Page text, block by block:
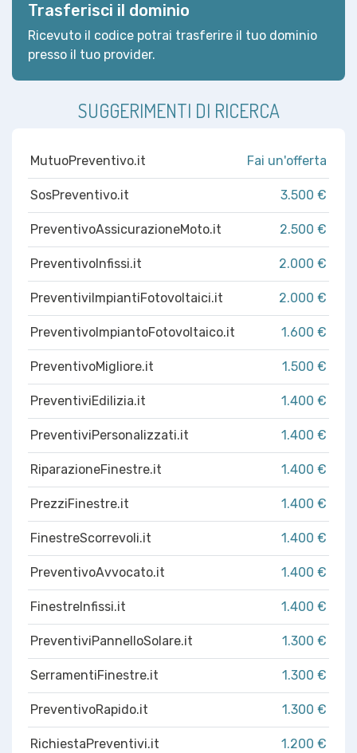
Trasferisci il dominio
Ricevuto il codice potrai trasferire il tuo dominio
presso il tuo provider.
SUGGERIMENTI DI RICERCA
MutuoPreventivo.it Fai un'offerta
SosPreventivo.it 3.500 €
PreventivoAssicurazioneMoto.it 2.500 €
PreventivoInfissi.it 2.000 €
PreventiviImpiantiFotovoltaici.it 2.000 €
PreventivoImpiantoFotovoltaico.it 1.600 €
PreventivoMigliore.it 1.500 €
PreventiviEdilizia.it 1.400 €
PreventiviPersonalizzati.it 1.400 €
RiparazioneFinestre.it 1.400 €
PrezziFinestre.it 1.400 €
FinestreScorrevoli.it 1.400 €
PreventivoAvvocato.it 1.400 €
FinestreInfissi.it 1.400 €
PreventiviPannelloSolare.it 1.300 €
SerramentiFinestre.it 1.300 €
PreventivoRapido.it 1.300 €
RichiestaPreventivi.it 1.200 €